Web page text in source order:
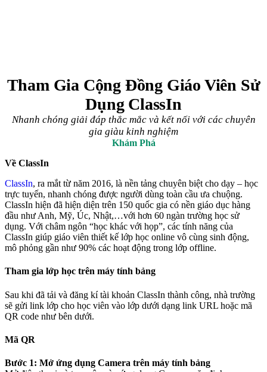
Tham Gia Cộng Đồng Giáo Viên Sử
Dụng ClassIn
Nhanh chóng giải đáp thắc mắc và kết nối với các chuyên
gia giàu kinh nghiệm
Khám Phá
Về ClassIn
ClassIn, ra mắt từ năm 2016, là nền tảng chuyên biệt cho dạy – học
trực tuyến, nhanh chóng được người dùng toàn cầu ưa chuộng.
ClassIn hiện đã hiện diện trên 150 quốc gia có nền giáo dục hàng
đầu như Anh, Mỹ, Úc, Nhật,…với hơn 60 ngàn trường học sử
dụng. Với châm ngôn “học khác với họp”, các tính năng của
ClassIn giúp giáo viên thiết kế lớp học online vô cùng sinh động,
mô phỏng gần như 90% các hoạt động trong lớp offline.
Tham gia lớp học trên máy tính bảng
Sau khi đã tải và đăng kí tài khoản ClassIn thành công, nhà trường
sẽ gửi link lớp cho học viên vào lớp dưới dạng link URL hoặc mã
QR code như bên dưới.
Mã QR
Bước 1: Mở ứng dụng Camera trên máy tính bảng